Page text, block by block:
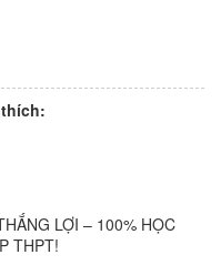
LỢI – 100% HỌC
THPT!